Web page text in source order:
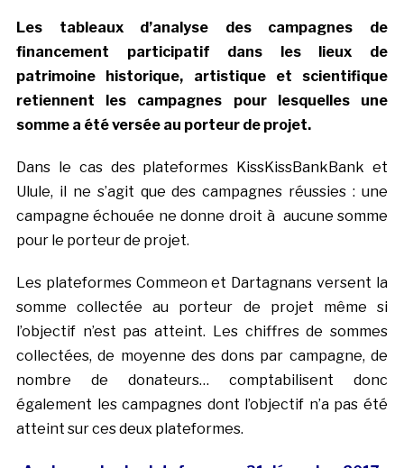
Les tableaux d’analyse des campagnes de
financement participatif dans les lieux de
patrimoine historique, artistique et scientifique
retiennent les campagnes pour lesquelles une
somme a été versée au porteur de projet.
Dans le cas des plateformes KissKissBankBank et
Ulule, il ne s’agit que des campagnes réussies : une
campagne échouée ne donne droit à aucune somme
pour le porteur de projet.
Les plateformes Commeon et Dartagnans versent la
somme collectée au porteur de projet même si
l’objectif n’est pas atteint. Les chiffres de sommes
collectées, de moyenne des dons par campagne, de
nombre de donateurs… comptabilisent donc
également les campagnes dont l’objectif n’a pas été
atteint sur ces deux plateformes.